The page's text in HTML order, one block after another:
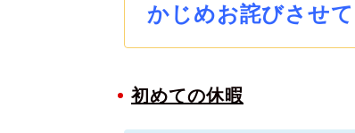
かじめお詫びさせて
初めての休暇